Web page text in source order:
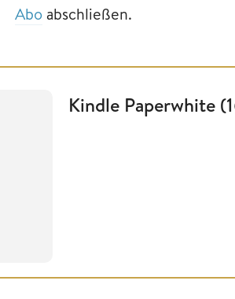
Abo abschließen.
Kindle Paperwhite